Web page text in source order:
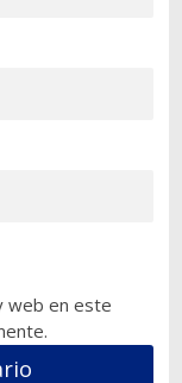
web en este